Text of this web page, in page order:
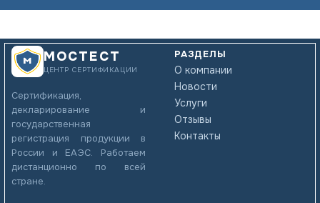
МОСТЕСТ
ЦЕНТР СЕРТИФИКАЦИИ
Сертификация,
декларирование и
государственная
регистрация продукции в
России и ЕАЭС. Работаем
дистанционно по всей
стране.
РАЗДЕЛЫ
О компании
Новости
Услуги
Отзывы
Контакты